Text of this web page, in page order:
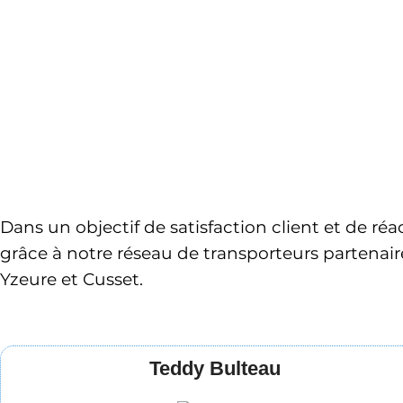
Dans un objectif de satisfaction client et de
grâce à notre réseau de transporteurs
Yzeure et Cusset.
Teddy Bulteau